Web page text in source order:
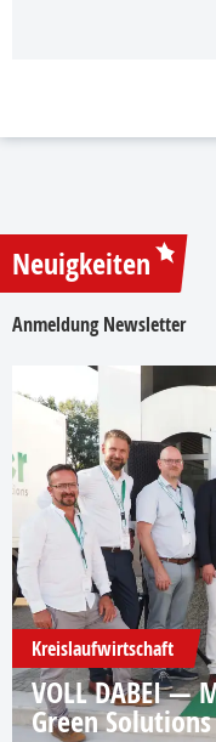
Neuigkeiten
Anmeldung Newsletter
Kreislaufwirtschaft
VOLL DABEI —
Green